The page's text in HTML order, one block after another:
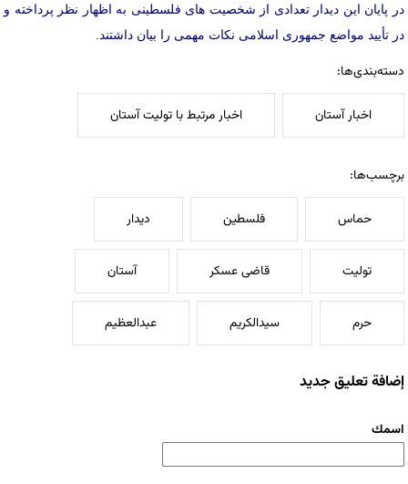
در پایان این دیدار تعدادی از شخصیت های فلسطینی به اظهار نظر پرداخته و
در تأیید مواضع جمهوری اسلامی نکات مهمی را بیان داشتند.
دسته‌بندی‌ها:
اخبار آستان اخبار مرتبط با تولیت آستان
برچسب‌ها:
حماس فلسطین دیدار
تولیت قاضی عسکر آستان
حرم سیدالکریم عبدالعظیم
إضافة تعليق جديد
‏اسمك ‏